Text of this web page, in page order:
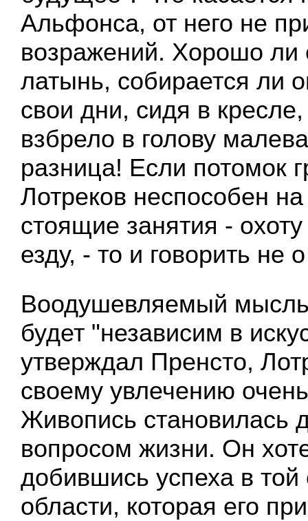
Альфонса, от него не
возражений. Хорошо ли
латынь, собирается ли
свои дни, сидя в
взбрело в голову
разница! Если потомок
Лотреков неспособен
стоящие занятия -
езду, - то и говорить не
Воодушевляемый
будет "независим в
утверждал Пренсто,
своему увлечению
Живопись становилась
вопросом жизни. Он
добившись успеха в той
области, которая его